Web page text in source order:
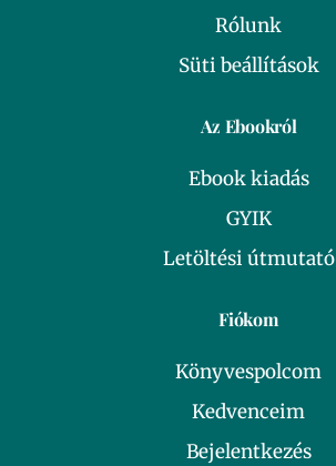
Rólunk
Süti beállítások
Az Ebookról
Ebook kiadás
GYIK
Letöltési útmutató
Fiókom
Könyvespolcom
Kedvenceim
Bejelentkezés